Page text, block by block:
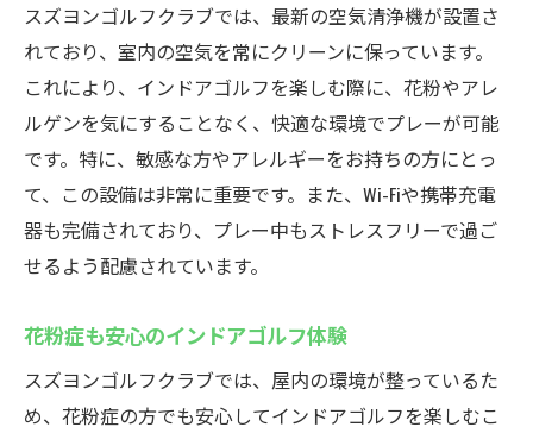
スズヨンゴルフクラブでは、最新の空気清浄機が設置さ
れており、室内の空気を常にクリーンに保っています。
これにより、インドアゴルフを楽しむ際に、花粉やアレ
ルゲンを気にすることなく、快適な環境でプレーが可能
です。特に、敏感な方やアレルギーをお持ちの方にとっ
て、この設備は非常に重要です。また、Wi-Fiや携帯充電
器も完備されており、プレー中もストレスフリーで過ご
せるよう配慮されています。
花粉症も安心のインドアゴルフ体験
スズヨンゴルフクラブでは、屋内の環境が整っているた
め、花粉症の方でも安心してインドアゴルフを楽しむこ